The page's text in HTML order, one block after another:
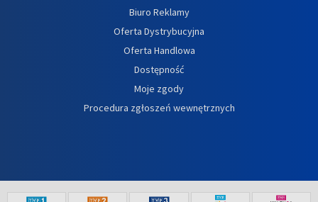
Biuro Reklamy
Oferta Dystrybucyjna
Oferta Handlowa
Dostępność
Moje zgody
Procedura zgłoszeń wewnętrznych